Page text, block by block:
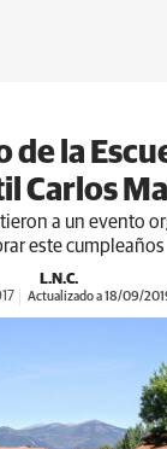
la
Carlos
a un evento
este cumpleaños
L.N.C.
Actualizado a 18/09/